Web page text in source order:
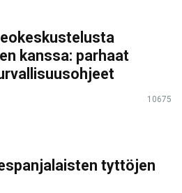
kanssa: parhaat
10675
tyttöjen